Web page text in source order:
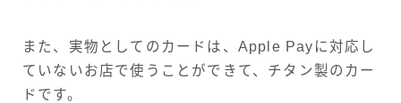
また、実物としてのカードは、Apple Payに対応し
ていないお店で使うことができて、チタン製のカー
ドです。